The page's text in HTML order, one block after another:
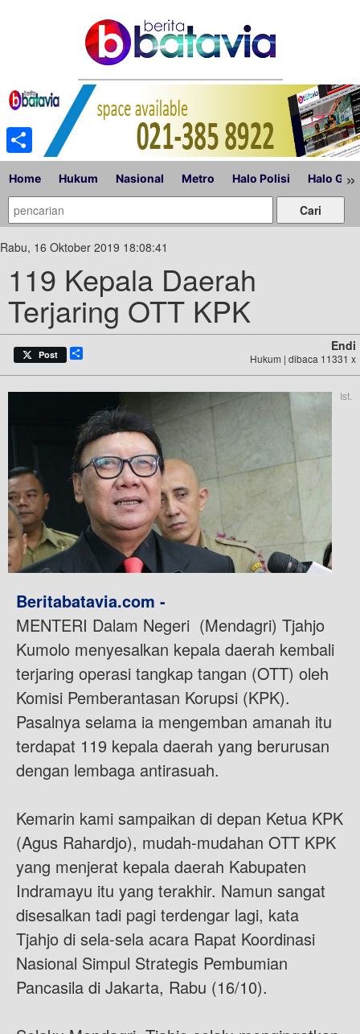
Home Hukum Nasional Metro Halo Polisi Halo »
Rabu, 16 Oktober 2019 18:08:41
119 Kepala Daerah
Terjaring OTT KPK
Post
Endi
Hukum | dibaca 11331 x
Ist.
Beritabatavia.com -
MENTERI Dalam Negeri (Mendagri) Tjahjo
Kumolo menyesalkan kepala daerah kembali
terjaring operasi tangkap tangan (OTT) oleh
Komisi Pemberantasan Korupsi (KPK).
Pasalnya selama ia mengemban amanah itu
terdapat 119 kepala daerah yang berurusan
dengan lembaga antirasuah.
Kemarin kami sampaikan di depan Ketua KPK
(Agus Rahardjo), mudah-mudahan OTT KPK
yang menjerat kepala daerah Kabupaten
Indramayu itu yang terakhir. Namun sangat
disesalkan tadi pagi terdengar lagi, kata
Tjahjo di sela-sela acara Rapat Koordinasi
Nasional Simpul Strategis Pembumian
Pancasila di Jakarta, Rabu (16/10).
Share